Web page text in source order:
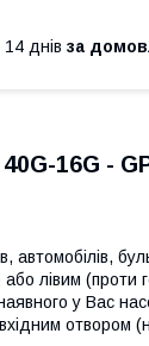
днів за
16G -
лівим (проти
у Вас
отвором